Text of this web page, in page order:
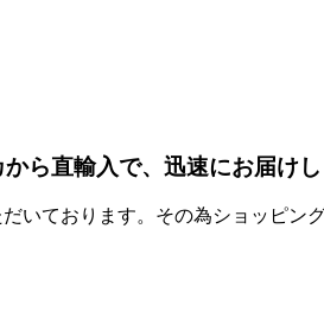
ら直輸入で、迅速にお届けし
ております。その為ショッピン